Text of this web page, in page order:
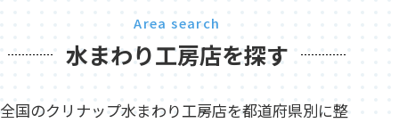
Area search
水まわり工房店を探す
全国のクリナップ水まわり工房店を都道府県別に整